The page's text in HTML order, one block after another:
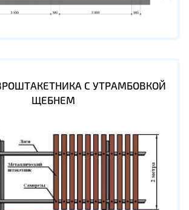
С УТРАМБОВКОЙ
ЩЕБНЕМ